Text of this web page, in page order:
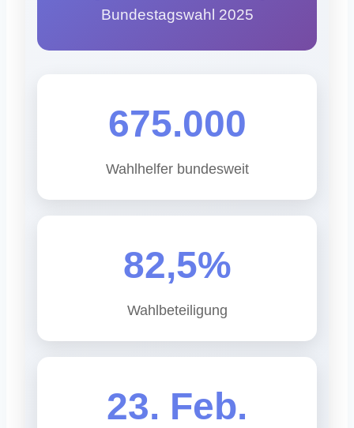
Bundestagswahl 2025
675.000
Wahlhelfer bundesweit
82,5%
Wahlbeteiligung
23. Feb.